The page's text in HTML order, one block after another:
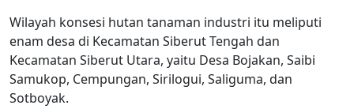
Wilayah konsesi hutan tanaman industri itu meliputi
enam desa di Kecamatan Siberut Tengah dan
Kecamatan Siberut Utara, yaitu Desa Bojakan, Saibi
Samukop, Cempungan, Sirilogui, Saliguma, dan
Sotboyak.